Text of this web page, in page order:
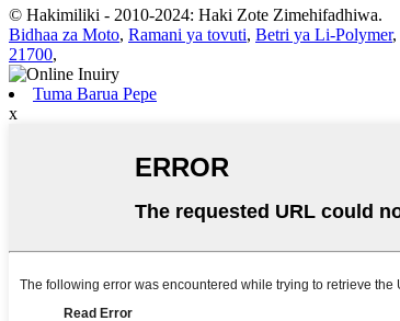
© Hakimiliki - 2010-2024: Haki Zote Zimehifadhiwa.
Bidhaa za Moto, Ramani ya tovuti, Betri ya Li-Polymer,
21700,
Tuma Barua Pepe
x